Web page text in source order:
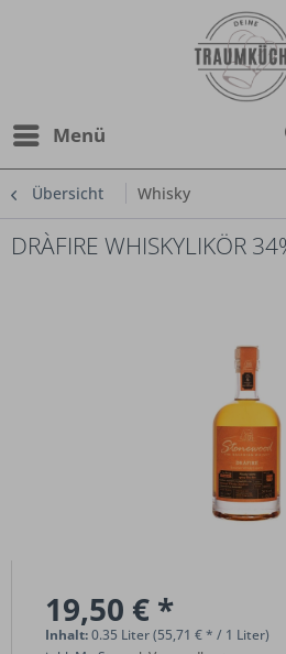
Menü
Übersicht Whisky
DRÀFIRE WHISKYLIKÖR
19,50 € *
Inhalt:0.35 Liter (55,71 € * / 1 Liter)